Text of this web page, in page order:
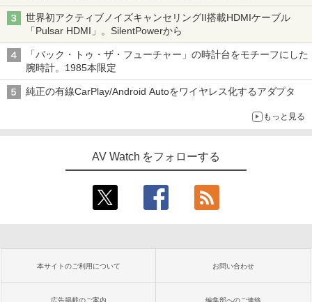
世界初アクティブノイズキャンセリングII搭載HDMIケーブル
「Pulsar HDMI」。SilentPowerから
「バック・トゥ・ザ・フューチャー」の時計台をモチーフにした
腕時計。1985本限定
純正の有線CarPlay/Android Autoをワイヤレス化するアダプタ
もっと見る
AV Watch をフォローする
本サイトのご利用について お問い合わせ
広告掲載のご案内 編集部へのご連絡